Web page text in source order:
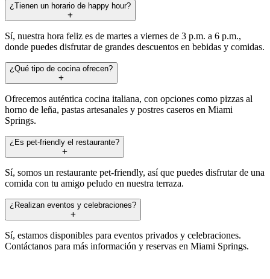
¿Tienen un horario de happy hour?
Sí, nuestra hora feliz es de martes a viernes de 3 p.m. a 6 p.m.,
donde puedes disfrutar de grandes descuentos en bebidas y comidas.
¿Qué tipo de cocina ofrecen?
Ofrecemos auténtica cocina italiana, con opciones como pizzas al
horno de leña, pastas artesanales y postres caseros en Miami
Springs.
¿Es pet-friendly el restaurante?
Sí, somos un restaurante pet-friendly, así que puedes disfrutar de una
comida con tu amigo peludo en nuestra terraza.
¿Realizan eventos y celebraciones?
Sí, estamos disponibles para eventos privados y celebraciones.
Contáctanos para más información y reservas en Miami Springs.